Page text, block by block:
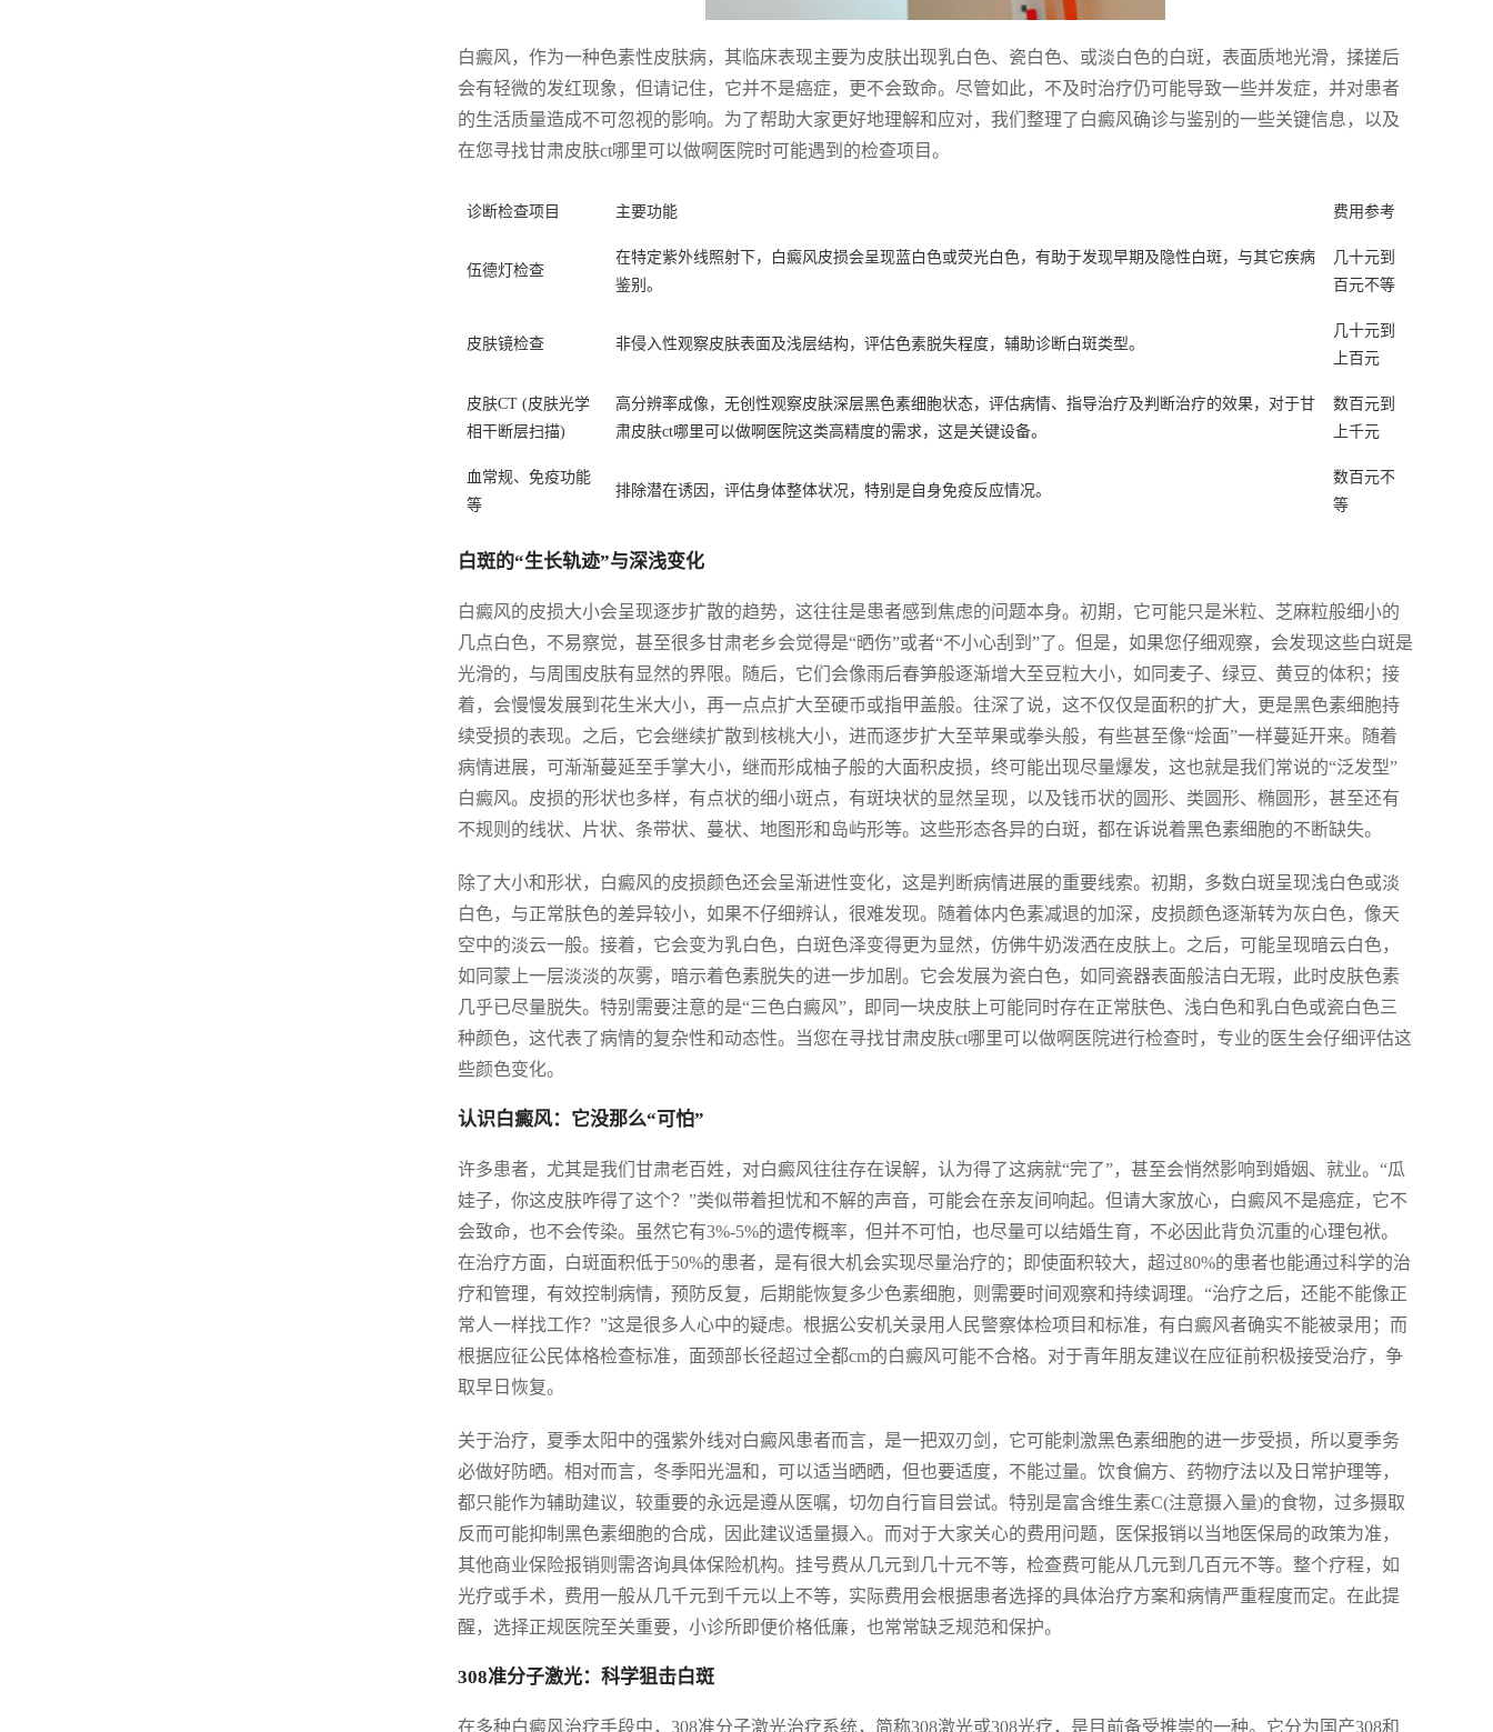
白癜风，作为一种色素性皮肤病，其临床表现主要为皮肤出现乳白色、瓷白色、或淡白色的白斑，表面质地光滑，揉搓后
会有轻微的发红现象，但请记住，它并不是癌症，更不会致命。尽管如此，不及时治疗仍可能导致一些并发症，并对患者
的生活质量造成不可忽视的影响。为了帮助大家更好地理解和应对，我们整理了白癜风确诊与鉴别的一些关键信息，以及
在您寻找甘肃皮肤ct哪里可以做啊医院时可能遇到的检查项目。
诊断检查项目 主要功能 费用参考
伍德灯检查
在特定紫外线照射下，白癜风皮损会呈现蓝白色或荧光白色，有助于发现早期及隐性白斑，与其它疾病
鉴别。
几十元到
百元不等
皮肤镜检查 非侵入性观察皮肤表面及浅层结构，评估色素脱失程度，辅助诊断白斑类型。
几十元到
上百元
皮肤CT (皮肤光学
相干断层扫描)
高分辨率成像，无创性观察皮肤深层黑色素细胞状态，评估病情、指导治疗及判断治疗的效果，对于甘
肃皮肤ct哪里可以做啊医院这类高精度的需求，这是关键设备。
数百元到
上千元
血常规、免疫功能
等
排除潜在诱因，评估身体整体状况，特别是自身免疫反应情况。
数百元不
等
白斑的“生长轨迹”与深浅变化
白癜风的皮损大小会呈现逐步扩散的趋势，这往往是患者感到焦虑的问题本身。初期，它可能只是米粒、芝麻粒般细小的
几点白色，不易察觉，甚至很多甘肃老乡会觉得是“晒伤”或者“不小心刮到”了。但是，如果您仔细观察，会发现这些白斑是
光滑的，与周围皮肤有显然的界限。随后，它们会像雨后春笋般逐渐增大至豆粒大小，如同麦子、绿豆、黄豆的体积；接
着，会慢慢发展到花生米大小，再一点点扩大至硬币或指甲盖般。往深了说，这不仅仅是面积的扩大，更是黑色素细胞持
续受损的表现。之后，它会继续扩散到核桃大小，进而逐步扩大至苹果或拳头般，有些甚至像“烩面”一样蔓延开来。随着
病情进展，可渐渐蔓延至手掌大小，继而形成柚子般的大面积皮损，终可能出现尽量爆发，这也就是我们常说的“泛发型”
白癜风。皮损的形状也多样，有点状的细小斑点，有斑块状的显然呈现，以及钱币状的圆形、类圆形、椭圆形，甚至还有
不规则的线状、片状、条带状、蔓状、地图形和岛屿形等。这些形态各异的白斑，都在诉说着黑色素细胞的不断缺失。
除了大小和形状，白癜风的皮损颜色还会呈渐进性变化，这是判断病情进展的重要线索。初期，多数白斑呈现浅白色或淡
白色，与正常肤色的差异较小，如果不仔细辨认，很难发现。随着体内色素减退的加深，皮损颜色逐渐转为灰白色，像天
空中的淡云一般。接着，它会变为乳白色，白斑色泽变得更为显然，仿佛牛奶泼洒在皮肤上。之后，可能呈现暗云白色，
如同蒙上一层淡淡的灰雾，暗示着色素脱失的进一步加剧。它会发展为瓷白色，如同瓷器表面般洁白无瑕，此时皮肤色素
几乎已尽量脱失。特别需要注意的是“三色白癜风”，即同一块皮肤上可能同时存在正常肤色、浅白色和乳白色或瓷白色三
种颜色，这代表了病情的复杂性和动态性。当您在寻找甘肃皮肤ct哪里可以做啊医院进行检查时，专业的医生会仔细评估这
些颜色变化。
认识白癜风：它没那么“可怕”
许多患者，尤其是我们甘肃老百姓，对白癜风往往存在误解，认为得了这病就“完了”，甚至会悄然影响到婚姻、就业。“瓜
娃子，你这皮肤咋得了这个？”类似带着担忧和不解的声音，可能会在亲友间响起。但请大家放心，白癜风不是癌症，它不
会致命，也不会传染。虽然它有3%-5%的遗传概率，但并不可怕，也尽量可以结婚生育，不必因此背负沉重的心理包袱。
在治疗方面，白斑面积低于50%的患者，是有很大机会实现尽量治疗的；即使面积较大，超过80%的患者也能通过科学的治
疗和管理，有效控制病情，预防反复，后期能恢复多少色素细胞，则需要时间观察和持续调理。“治疗之后，还能不能像正
常人一样找工作？”这是很多人心中的疑虑。根据公安机关录用人民警察体检项目和标准，有白癜风者确实不能被录用；而
根据应征公民体格检查标准，面颈部长径超过全都cm的白癜风可能不合格。对于青年朋友建议在应征前积极接受治疗，争
取早日恢复。
关于治疗，夏季太阳中的强紫外线对白癜风患者而言，是一把双刃剑，它可能刺激黑色素细胞的进一步受损，所以夏季务
必做好防晒。相对而言，冬季阳光温和，可以适当晒晒，但也要适度，不能过量。饮食偏方、药物疗法以及日常护理等，
都只能作为辅助建议，较重要的永远是遵从医嘱，切勿自行盲目尝试。特别是富含维生素C(注意摄入量)的食物，过多摄取
反而可能抑制黑色素细胞的合成，因此建议适量摄入。而对于大家关心的费用问题，医保报销以当地医保局的政策为准，
其他商业保险报销则需咨询具体保险机构。挂号费从几元到几十元不等，检查费可能从几元到几百元不等。整个疗程，如
光疗或手术，费用一般从几千元到千元以上不等，实际费用会根据患者选择的具体治疗方案和病情严重程度而定。在此提
醒，选择正规医院至关重要，小诊所即便价格低廉，也常常缺乏规范和保护。
308准分子激光：科学狙击白斑
在多种白癜风治疗手段中，308准分子激光治疗系统，简称308激光或308光疗，是目前备受推崇的一种。它分为国产308和